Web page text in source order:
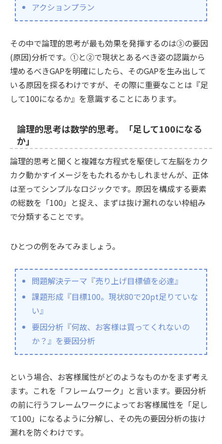
アクションプラン
その中で論理的思考が最も効果を発揮するのは③の要因
(原因)分析です。①と②で現状とあるべき姿の認識から
埋めるべきGAPを明確にしたら、そのGAPを生み出して
いる原因を探るわけですが、その際に重要なことは『足
して100になるか』を意識することにあります。
論理的思考は数学的思考。「足して100になる
か」
論理的思考と聞くと複雑な方程式を駆使して左脳をカク
カク動かすイメージをもたれるかもしれませんが、正体
は至ってシンプルなロジックです。原因を構成する要素
の総数を「100」と捉え、まずは抜け漏れのない枠組み
で分類することです。
ひとつの例をみてみましょう。
問題解決テーマ『売り上げ目標値を必達』
課題形成『目標100。現状80で20pt足りていな
い』
要因分析『何故、お客様は買ってくれないの
か？』を要因分析
という場合、お客様属性がどのようなものかをまず考え
ます。これを「フレームワーク」と言います。要因分析
の前に行うフレームワークによってお客様属性を「足し
て100」になるように分解し、その先の要因分析の抜け
漏れを防ぐわけです。